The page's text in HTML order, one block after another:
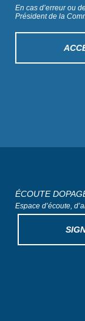
En cas d’erreur ou
Président de la
ÉCOUTE
Espace d’écoute,